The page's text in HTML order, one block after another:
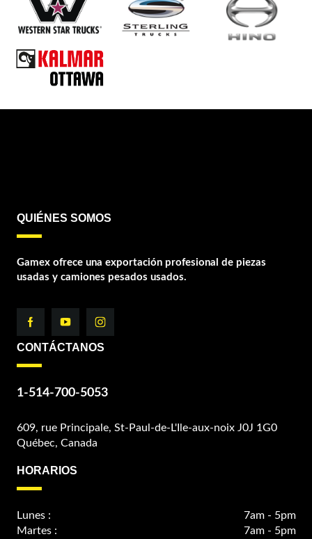
QUIÉNES SOMOS
Gamex ofrece una exportación profesional de piezas
usadas y camiones pesados usados.
CONTÁCTANOS
1-514-700-5053
609, rue Principale, St-Paul-de-L'Ile-aux-noix J0J 1G0
Québec, Canada
HORARIOS
Lunes :
7am - 5pm
Martes :
7am - 5pm